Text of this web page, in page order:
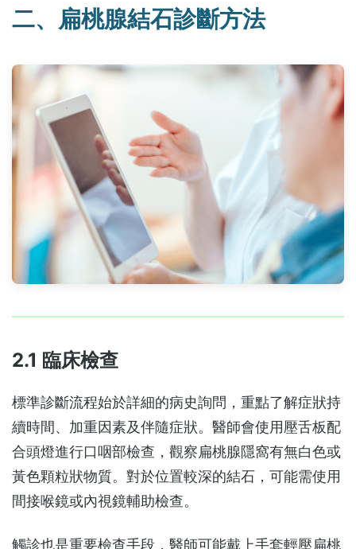
二、扁桃腺結石診斷方法
2.1 臨床檢查
標準診斷流程始於詳細的病史詢問，重點了解症狀持
續時間、加重因素及伴隨症狀。醫師會使用壓舌板配
合頭燈進行口咽部檢查，觀察扁桃腺隱窩有無白色或
黃色顆粒狀物質。對於位置較深的結石，可能需使用
間接喉鏡或內視鏡輔助檢查。
觸診也是重要檢查手段，醫師可能戴上手套輕壓扁桃